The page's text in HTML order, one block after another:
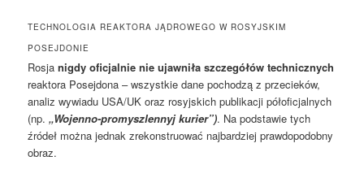
TECHNOLOGIA REAKTORA JĄDROWEGO W ROSYJSKIM
POSEJDONIE
Rosjanigdy oficjalnie nie ujawniła szczegółów technicznych
reaktora Posejdona – wszystkie dane pochodzą z przecieków,
analiz wywiadu USA/UK oraz rosyjskich publikacji półoficjalnych
(np.„Wojenno-promyszlennyj kurier”). Na podstawie tych
źródeł można jednak zrekonstruować najbardziej prawdopodobny
obraz.